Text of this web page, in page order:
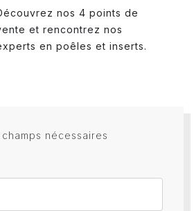
nos 4 points de
et rencontrez nos
en poêles et inserts.
nécessaires